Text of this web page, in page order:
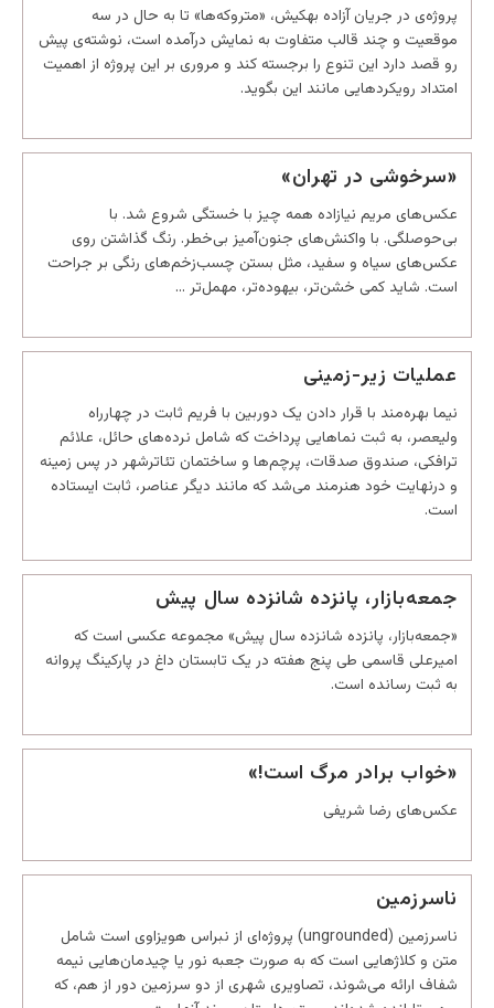
پروژه‌ی در جریان آزاده بهکیش، «متروکه‌ها» تا به حال در سه
موقعیت و چند قالب متفاوت به نمایش درآمده است، نوشته‌ی پیش
رو قصد دارد این تنوع را برجسته کند و مروری بر این پروژه از اهمیت
امتداد رویکردهایی مانند این بگوید.
«سرخوشی در تهران»
عکس‌های مریم نیازاده همه چیز با خستگی شروع شد. با
بی‌حوصلگی. با واکنش‌های جنون‌آمیز بی‌خطر. رنگ گذاشتن روی
عکس‌های سیاه و سفید، مثل بستن چسب‌زخم‌های رنگی بر جراحت
است. شاید کمی خشن‌تر، بیهوده‌تر، مهمل‌تر …
عملیات زیر-زمینی
نیما بهره‌مند با قرار دادن یک دوربین با فریم ثابت در چهارراه
ولیعصر، به ثبت نماهایی پرداخت که شامل نرده‌های حائل، علائم
ترافکی، صندوق صدقات، پرچم‌ها و ساختمان تئاترشهر در پس زمینه
و درنهایت خود هنرمند می‌شد که مانند دیگر عناصر، ثابت ایستاده
است.
جمعه‌بازار، پانزده شانزده سال پیش
«جمعه‌بازار، پانزده شانزده سال پیش» مجموعه عکسی است که
امیرعلی قاسمی طی پنج هفته در یک تابستان داغ در پارکینگ پروانه
به ثبت رسانده است.
«خواب برادر مرگ است!»
عکس‌های رضا شریفی
ناسرزمین
ناسرزمین (ungrounded) پروژه‌ای از نبراس هویزاوی است شامل
متن و کلاژهایی است که به صورت جعبه نور یا چیدمان‌هایی نیمه
شفاف ارائه می‌شوند، تصاویری شهری از دو سرزمین دور از هم، که